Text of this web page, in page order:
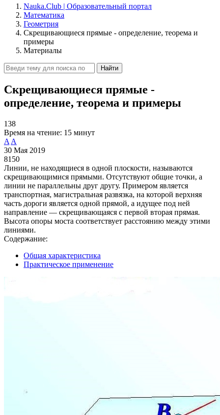
Nauka.Club | Образовательный портал
Математика
Геометрия
Скрещивающиеся прямые - определение, теорема и
примеры
Материалы
Найти
Скрещивающиеся прямые -
определение, теорема и примеры
138
Время на чтение: 15 минут
A A
30 Мая 2019
8150
Линии, не находящиеся в одной плоскости, называются
скрещивающимися прямыми. Отсутствуют общие точки, а
линии не параллельны друг другу. Примером является
транспортная, магистральная развязка, на которой верхняя
часть дороги является одной прямой, а идущее под ней
направление — скрещивающаяся с первой вторая прямая.
Высота опоры моста соответствует расстоянию между этими
линиями.
Содержание:
Общая характеристика
Практическое применение